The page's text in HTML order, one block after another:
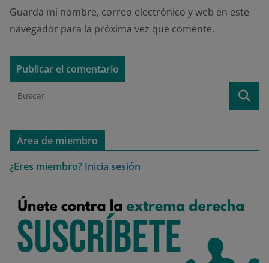
Guarda mi nombre, correo electrónico y web en este
navegador para la próxima vez que comente.
Área de miembro
¿Eres miembro? Inicia sesión